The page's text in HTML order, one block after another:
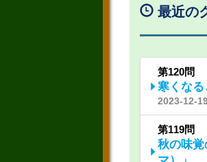
最近の
第120問
寒くなる
2023-12-
第119問
秋の味